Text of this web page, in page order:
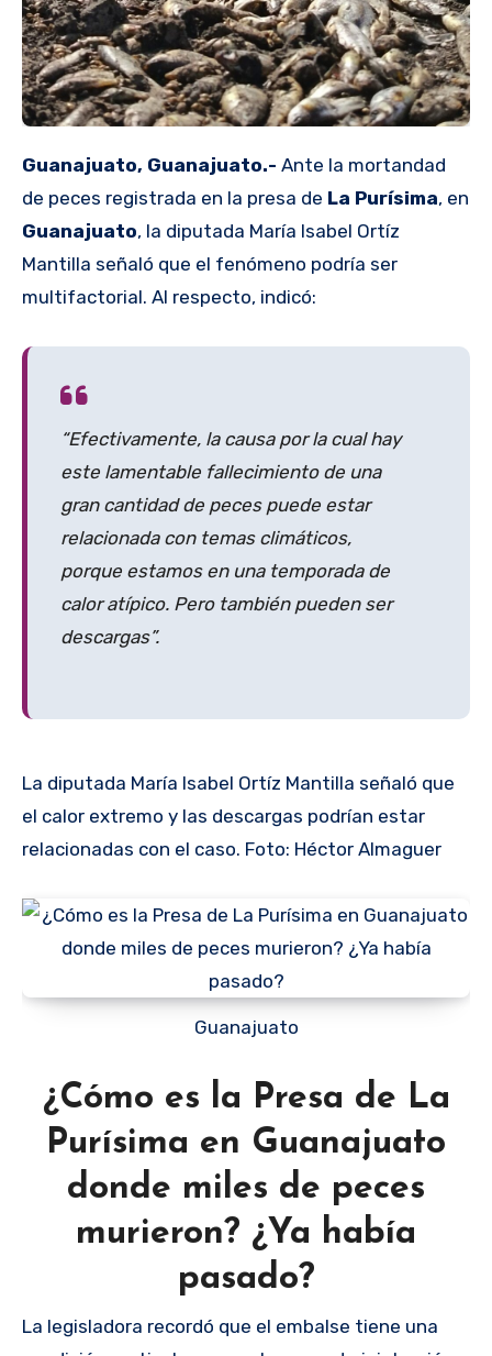
Guanajuato, Guanajuato.- Ante la mortandad
de peces registrada en la presa de La Purísima, en
Guanajuato, la diputada María Isabel Ortíz
Mantilla señaló que el fenómeno podría ser
multifactorial. Al respecto, indicó:
“Efectivamente, la causa por la cual hay
este lamentable fallecimiento de una
gran cantidad de peces puede estar
relacionada con temas climáticos,
porque estamos en una temporada de
calor atípico. Pero también pueden ser
descargas”.
La diputada María Isabel Ortíz Mantilla señaló que
el calor extremo y las descargas podrían estar
relacionadas con el caso. Foto: Héctor Almaguer
Guanajuato
¿Cómo es la Presa de La
Purísima en Guanajuato
donde miles de peces
murieron? ¿Ya había
pasado?
La legisladora recordó que el embalse tiene una